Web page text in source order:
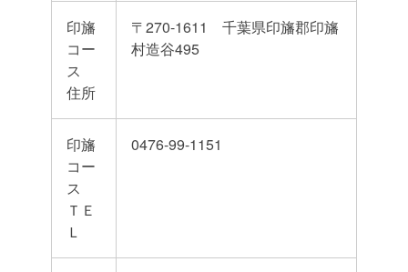
印旛
コー
ス
住所
〒270-1611 千葉県印旛郡印旛
村造谷495
印旛
コー
ス
ＴＥ
Ｌ
0476-99-1151